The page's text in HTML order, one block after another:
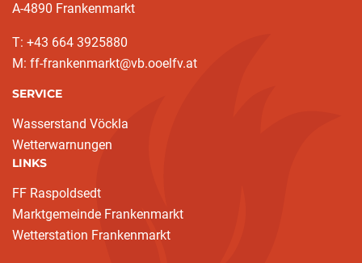
A-4890 Frankenmarkt
T: +43 664 3925880
M: ff-frankenmarkt@vb.ooelfv.at
SERVICE
Wasserstand Vöckla
Wetterwarnungen
LINKS
FF Raspoldsedt
Marktgemeinde Frankenmarkt
Wetterstation Frankenmarkt